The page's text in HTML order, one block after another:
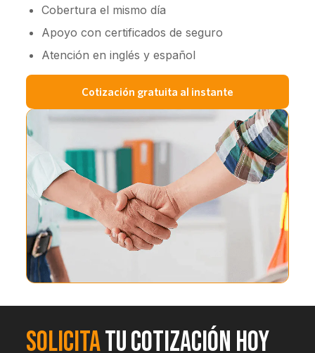
Cobertura el mismo día
Apoyo con certificados de seguro
Atención en inglés y español
Cotización gratuita al instante
Solicitatu cotización hoy